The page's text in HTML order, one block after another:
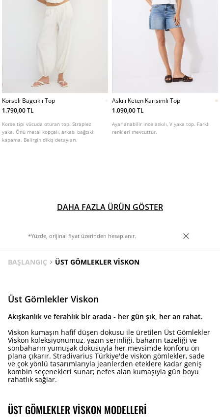
Korseli Bagcıklı Top
1.790,00 TL
Korse tipi vücuda oturan top. Straplez
yaka. Önü metal kopçalı, arkası bağcıklı
kapama. Belirgin dikiş detayları.
Askılı Keten Karısımlı Top
1.090,00 TL
Ayarlanabilir ince askılı, V yaka top. Farklı
renkleri mevcuttur.
DAHA FAZLA ÜRÜN GÖSTER
*Yüzde, orijinal fiyat üzerinden hesaplanır.
BAŞLANGIÇ ÜST GÖMLEKLER VISKON
Üst Gömlekler Viskon
Akışkanlık ve ferahlık bir arada - her gün şık, her an rahat.
Viskon kumaşın hafif düşen dokusu ile üretilen Üst Gömlekler
Viskon koleksiyonumuz, yazın serinliği, baharın tazeliği ve
sonbaharın yumuşak dokusuyla her mevsimde konforu ön
plana çıkarır. Stradivarius Türkiye'de viskon gömlekler, sade
ve çok yönlü tasarımlarıyla jeanlerden eteklere kadar geniş
kombin seçenekleri sunar; nefes alan kumaşıyla gün boyu
rahatlık sağlar.
ÜST GÖMLEKLER VISKON MODELLERI